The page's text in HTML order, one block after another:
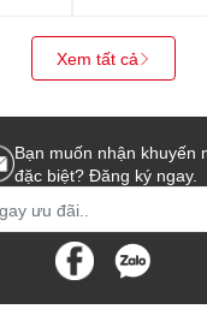
Xem tất cả
Bạn muốn nhận khuyến
đặc biệt? Đăng ký ngay.